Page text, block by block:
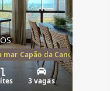
Capão da Canoa,
3 vagas